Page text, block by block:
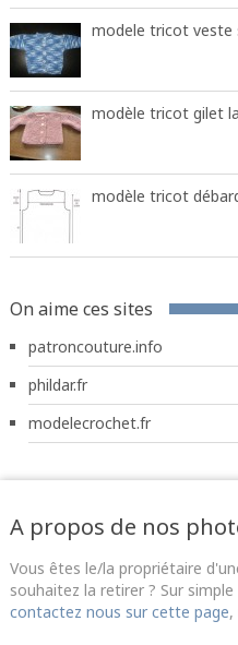
modele tricot veste
modèle tricot gilet
modèle tricot
On aime ces sites
patroncouture.info
phildar.fr
modelecrochet.fr
A propos de nos
Vous êtes le/la propriétaire
souhaitez la retirer ? Sur
contactez nous sur cette page,